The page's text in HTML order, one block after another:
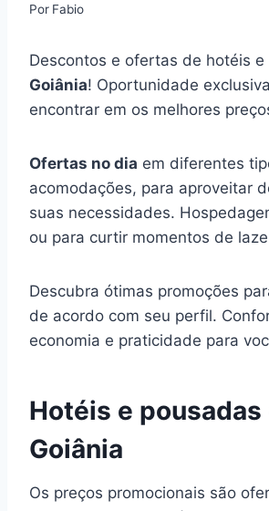
Por Fabio
Descontos e ofertas de hotéis e
Goiânia! Oportunidade
encontrar em os melhores
Ofertas no dia em diferentes
acomodações, para aproveitar
suas necessidades.
ou para curtir momentos de
Descubra ótimas promoções
de acordo com seu perfil.
economia e praticidade para
Hotéis e pousadas
Goiânia
Os preços promocionais são